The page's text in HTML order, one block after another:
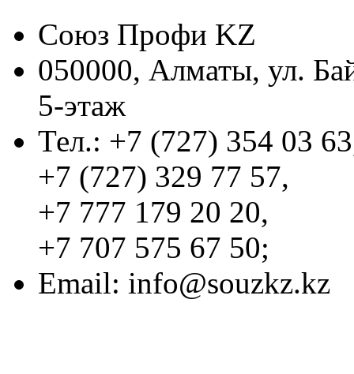
Союз Профи KZ
050000, Алматы, ул.
5-этаж
Тел.: +7 (727) 354 03
+7 (727) 329 77 57,
+7 777 179 20 20,
+7 707 575 67 50;
Email: info@souzkz.kz